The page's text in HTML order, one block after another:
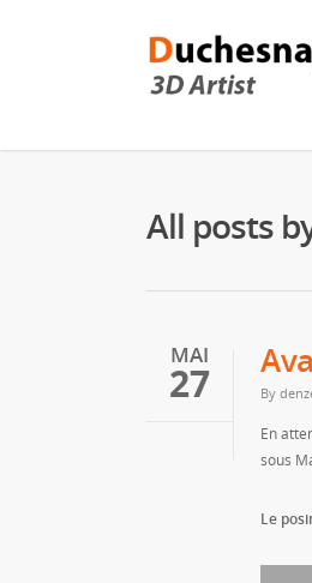
All posts
MAI
27 By
En
sous
Le